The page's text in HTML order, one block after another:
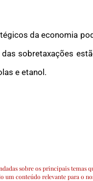
da economia
sobretaxações
e etanol.
sobre os principais temas
um conteúdo relevante para o